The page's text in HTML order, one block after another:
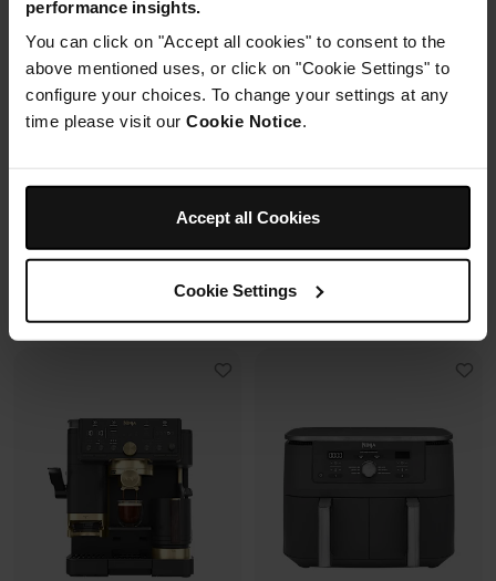
performance insights.
You can click on "Accept all cookies" to consent to the
above mentioned uses, or click on "Cookie Settings" to
configure your choices. To change your settings at any
time please visit our Cookie Notice.
Accept all Cookies
Cookie Settings
Housse de protection offerte* avec
ce four à pizza.En savoir plus
259,99 €-289,99 €
Prix le + bas sur 30j
Voir les détails
+2 couvercles
4 modes de cuisson
Préparez, cuisinez, conservez
avec un même récipient.
Modulaire, compact, facile à
119,99 € Prix réduit de
179,99 €au
109,99 €
Voir les détails